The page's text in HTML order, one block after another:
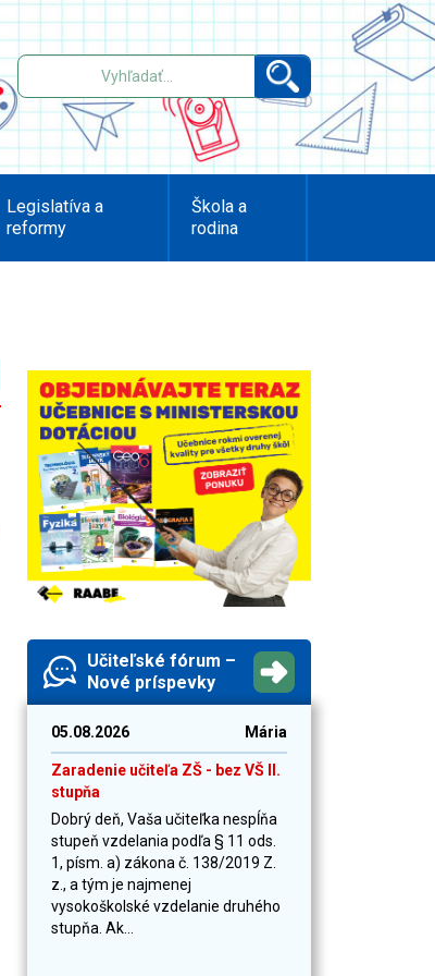
Legislatíva a
reformy
Škola a
rodina
Učiteľské fórum –
Nové príspevky
05.08.2026 Mária
Zaradenie učiteľa ZŠ - bez VŠ II.
stupňa
Dobrý deň, Vaša učiteľka nespĺňa
stupeň vzdelania podľa § 11 ods.
1, písm. a) zákona č. 138/2019 Z.
z., a tým je najmenej
vysokoškolské vzdelanie druhého
stupňa. Ak...